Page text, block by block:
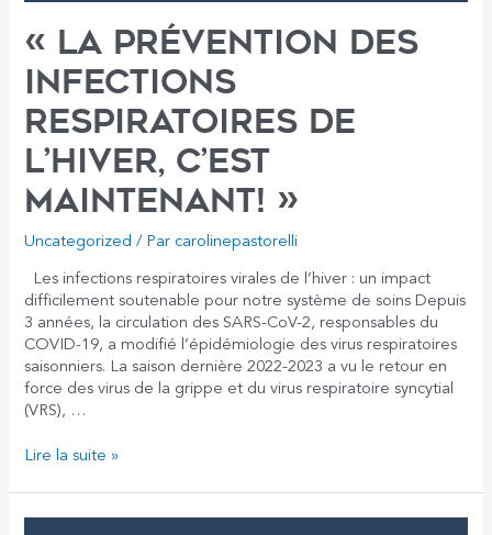
« La prévention des
infections
respiratoires de
l’hiver, c’est
MAINTENANT! »
Uncategorized / Par carolinepastorelli
Les infections respiratoires virales de l’hiver : un impact
difficilement soutenable pour notre système de soins Depuis
3 années, la circulation des SARS-CoV-2, responsables du
COVID-19, a modifié l’épidémiologie des virus respiratoires
saisonniers. La saison dernière 2022-2023 a vu le retour en
force des virus de la grippe et du virus respiratoire syncytial
(VRS), …
des
Lire la suite »